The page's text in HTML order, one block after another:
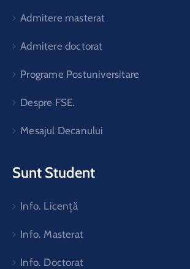
Admitere masterat
Admitere doctorat
Programe Postuniversitare
Despre FSE.
Mesajul Decanului
Sunt Student
Info. Licență
Info. Masterat
Info. Doctorat